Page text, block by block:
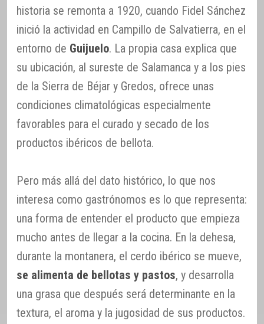
historia se remonta a 1920, cuando Fidel Sánchez
inició la actividad en Campillo de Salvatierra, en el
entorno de Guijuelo. La propia casa explica que
su ubicación, al sureste de Salamanca y a los pies
de la Sierra de Béjar y Gredos, ofrece unas
condiciones climatológicas especialmente
favorables para el curado y secado de los
productos ibéricos de bellota.
Pero más allá del dato histórico, lo que nos
interesa como gastrónomos es lo que representa:
una forma de entender el producto que empieza
mucho antes de llegar a la cocina. En la dehesa,
durante la montanera, el cerdo ibérico se mueve,
se alimenta de bellotas y pastos, y desarrolla
una grasa que después será determinante en la
textura, el aroma y la jugosidad de sus productos.